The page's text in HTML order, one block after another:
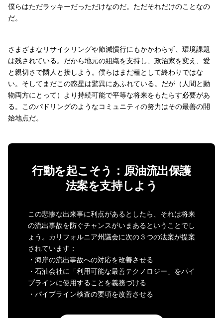
僕らはただラッキーだっただけなのだ。ただそれだけのことなの
だ。
さまざまなリサイクリングや節減慣行にもかかわらず、環境課題
は残されている。だから地元の組織を支持し、政治家を変え、愛
と親切さで隣人と接しよう。僕らはまだ種として終わりではな
い。そしてまだこの惑星は驚異にあふれている。だが（人間と動
物両方にとって）より持続可能で平等な将来をもたらす必要があ
る。このパドリングのようなコミュニティの努力はその最善の開
始地点だ。
行動を起こそう：原油流出保護
法案を支持しよう
この悲惨な出来事に利点があるとしたら、それは将来
の流出事故を防ぐチャンスがいまあるということでし
ょう。カリフォルニア州議会に次の３つの法案が提案
されています：
・海岸の流出事故への対応を改善させる
・石油会社に「利用可能な最善テクノロジー」をパイ
プラインに使用することを義務づける
・パイプライン検査の要項を改善させる